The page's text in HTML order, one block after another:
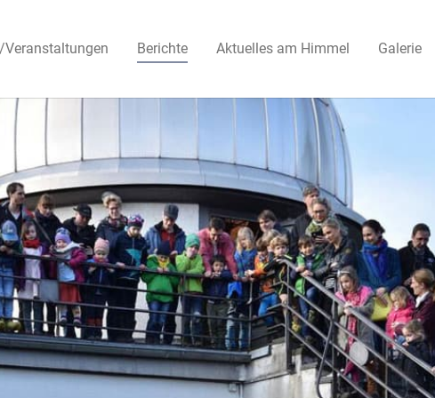
Veranstaltungen Berichte Aktuelles am Himmel Galerie